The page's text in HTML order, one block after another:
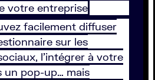
votre entreprise
facilement diffuser
sur les
l’intégrer à votre
un pop-up… mais